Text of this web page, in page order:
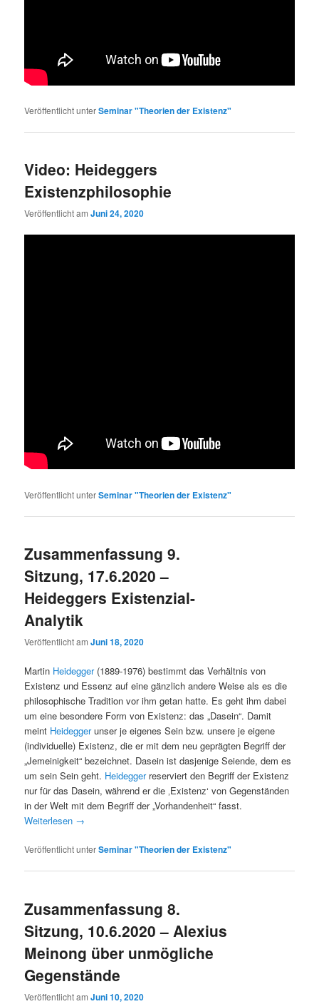
Veröffentlicht unterSeminar "Theorien der Existenz"
Video: Heideggers
Existenzphilosophie
Veröffentlicht amJuni 24, 2020
Veröffentlicht unterSeminar "Theorien der Existenz"
Zusammenfassung 9.
Sitzung, 17.6.2020 –
Heideggers Existenzial-
Analytik
Veröffentlicht amJuni 18, 2020
Martin Heidegger(1889-1976) bestimmt das Verhältnis von
Existenz und Essenz auf eine gänzlich andere Weise als es die
philosophische Tradition vor ihm getan hatte. Es geht ihm dabei
um eine besondere Form von Existenz: das „Dasein“. Damit
meint Heideggerunser je eigenes Sein bzw. unsere je eigene
(individuelle) Existenz, die er mit dem neu geprägten Begriff der
„Jemeinigkeit“ bezeichnet. Dasein ist dasjenige Seiende, dem es
um sein Sein geht. Heideggerreserviert den Begriff der Existenz
nur für das Dasein, während er die ‚Existenz‘ von Gegenständen
in der Welt mit dem Begriff der „Vorhandenheit“ fasst.
Weiterlesen →
Veröffentlicht unterSeminar "Theorien der Existenz"
Zusammenfassung 8.
Sitzung, 10.6.2020 – Alexius
Meinong über unmögliche
Gegenstände
Veröffentlicht amJuni 10, 2020